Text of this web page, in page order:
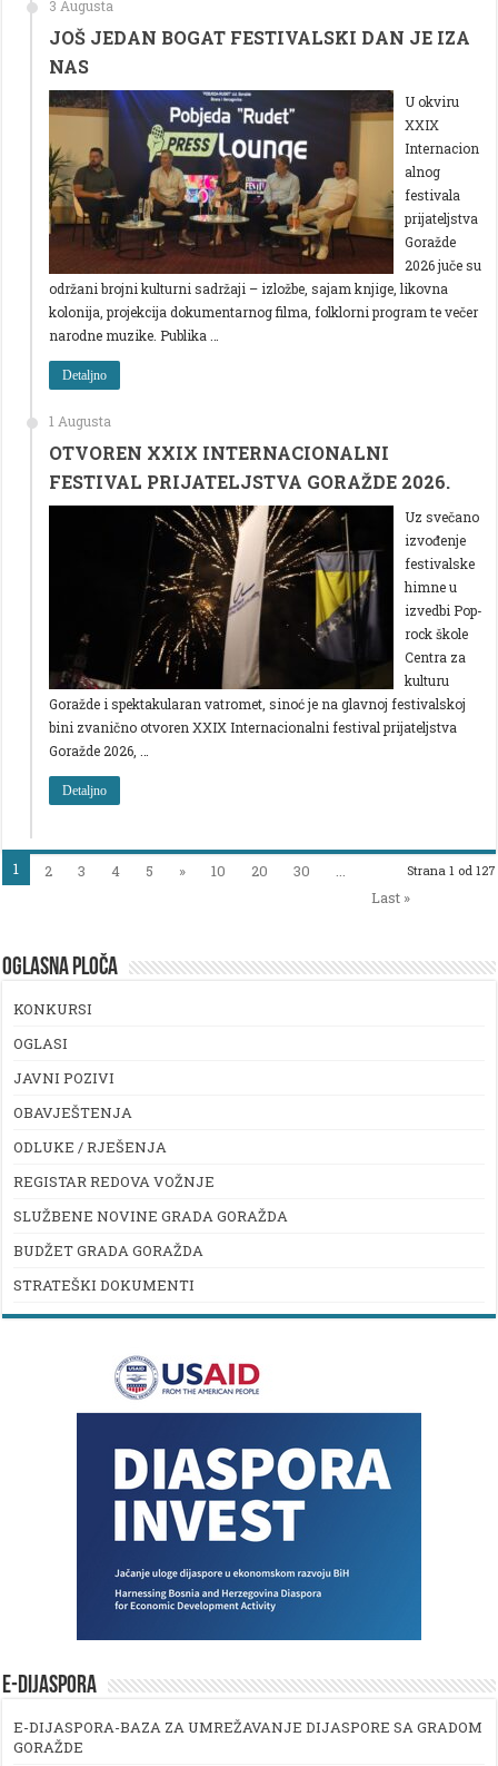
3 Augusta
JOŠ JEDAN BOGAT FESTIVALSKI DAN JE IZA
NAS
U okviru
XXIX
Internacion
alnog
festivala
prijateljstva
Goražde
2026 juče su
održani brojni kulturni sadržaji – izložbe, sajam knjige, likovna
kolonija, projekcija dokumentarnog filma, folklorni program te večer
narodne muzike. Publika …
Detaljno
1 Augusta
OTVOREN XXIX INTERNACIONALNI
FESTIVAL PRIJATELJSTVA GORAŽDE 2026.
Uz svečano
izvođenje
festivalske
himne u
izvedbi Pop-
rock škole
Centra za
kulturu
Goražde i spektakularan vatromet, sinoć je na glavnoj festivalskoj
bini zvanično otvoren XXIX Internacionalni festival prijateljstva
Goražde 2026, …
Detaljno
Strana 1 od 127
1 2 3 4 5 » 10 20 30
Last »
OGLASNA PLOČA
KONKURSI
OGLASI
JAVNI POZIVI
OBAVJEŠTENJA
ODLUKE / RJEŠENJA
REGISTAR REDOVA VOŽNJE
SLUŽBENE NOVINE GRADA GORAŽDA
BUDŽET GRADA GORAŽDA
STRATEŠKI DOKUMENTI
E-DIJASPORA
E-DIJASPORA-BAZA ZA UMREŽAVANJE DIJASPORE SA GRADOM
GORAŽDE